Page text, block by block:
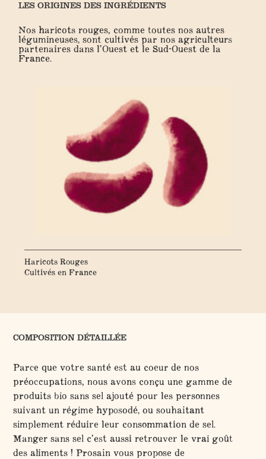
LES ORIGINES DES INGRÉDIENTS
Nos haricots rouges, comme toutes nos autres
légumineuses, sont cultivés par nos agriculteurs
partenaires dans l’Ouest et le Sud-Ouest de la
France.
Haricots Rouges
Cultivés en France
COMPOSITION DÉTAILLÉE
Parce que votre santé est au coeur de nos
préoccupations, nous avons conçu une gamme de
produits bio sans sel ajouté pour les personnes
suivant un régime hyposodé, ou souhaitant
simplement réduire leur consommation de sel.
Manger sans sel c’est aussi retrouver le vrai goût
des aliments ! Prosain vous propose de